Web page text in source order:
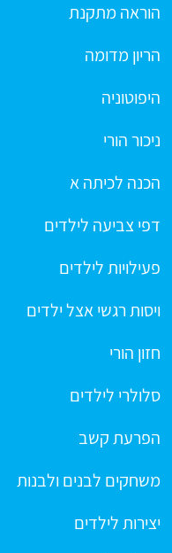
הוראה מתקנת
הריון מדומה
היפוטוניה
ניכור הורי
הכנה לכיתה א
דפי צביעה לילדים
פעילויות לילדים
ויסות רגשי אצל ילדים
חזון הורי
סלולרי לילדים
הפרעת קשב
משחקים לבנים ולבנות
יצירות לילדים